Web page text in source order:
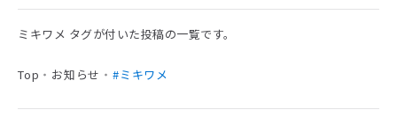
サービス
ハピワク・HR事業
ミキワメ タグが付いた投稿の一覧です。
Top ・ お知らせ ・#ミキワメ